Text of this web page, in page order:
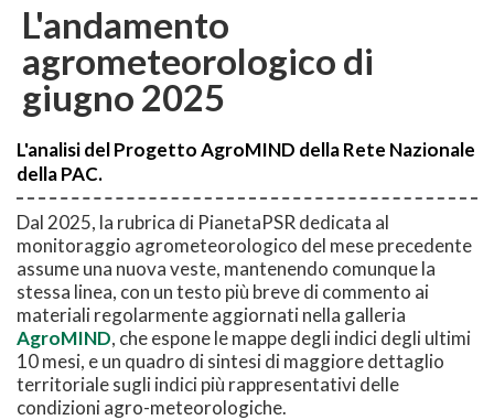
L'andamento
agrometeorologico di
giugno 2025
L'analisi del Progetto AgroMIND della Rete Nazionale
della PAC.
Dal 2025, la rubrica di PianetaPSR dedicata al
monitoraggio agrometeorologico del mese precedente
assume una nuova veste, mantenendo comunque la
stessa linea, con un testo più breve di commento ai
materiali regolarmente aggiornati nella galleria
AgroMIND, che espone le mappe degli indici degli ultimi
10 mesi, e un quadro di sintesi di maggiore dettaglio
territoriale sugli indici più rappresentativi delle
condizioni agro-meteorologiche.